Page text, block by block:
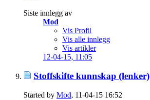
Siste innlegg av
Mod
Vis Profil
Vis alle innlegg
Vis artikler
12-04-15, 11:05
Stoffskifte kunnskap (lenker)
Started by Mod, 11-04-15 16:52